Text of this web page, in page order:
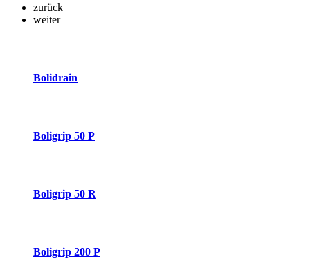
zurück
weiter
Bolidrain
Boligrip 50 P
Boligrip 50 R
Boligrip 200 P